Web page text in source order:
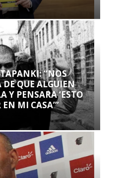
“NOS
QUE ALGUIEN
Y PENSARA ‘ESTO
MI CASA’”